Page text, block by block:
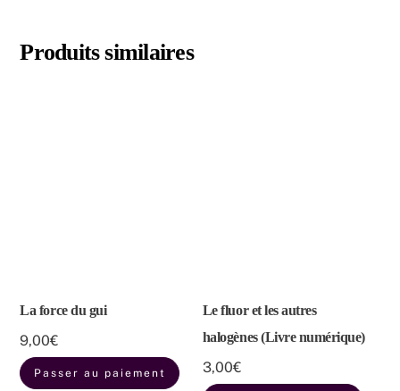
Produits similaires
La force du gui
9,00€
Passer au paiement
Le fluor et les autres
halogènes (Livre numérique)
3,00€